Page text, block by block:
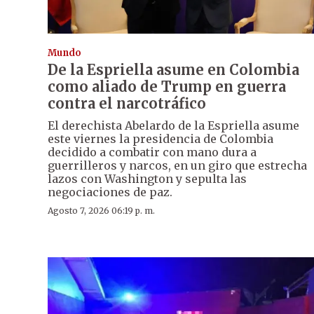
Mundo
De la Espriella asume en Colombia
como aliado de Trump en guerra
contra el narcotráfico
El derechista Abelardo de la Espriella asume
este viernes la presidencia de Colombia
decidido a combatir con mano dura a
guerrilleros y narcos, en un giro que estrecha
lazos con Washington y sepulta las
negociaciones de paz.
Agosto 7, 2026 06:19 p. m.